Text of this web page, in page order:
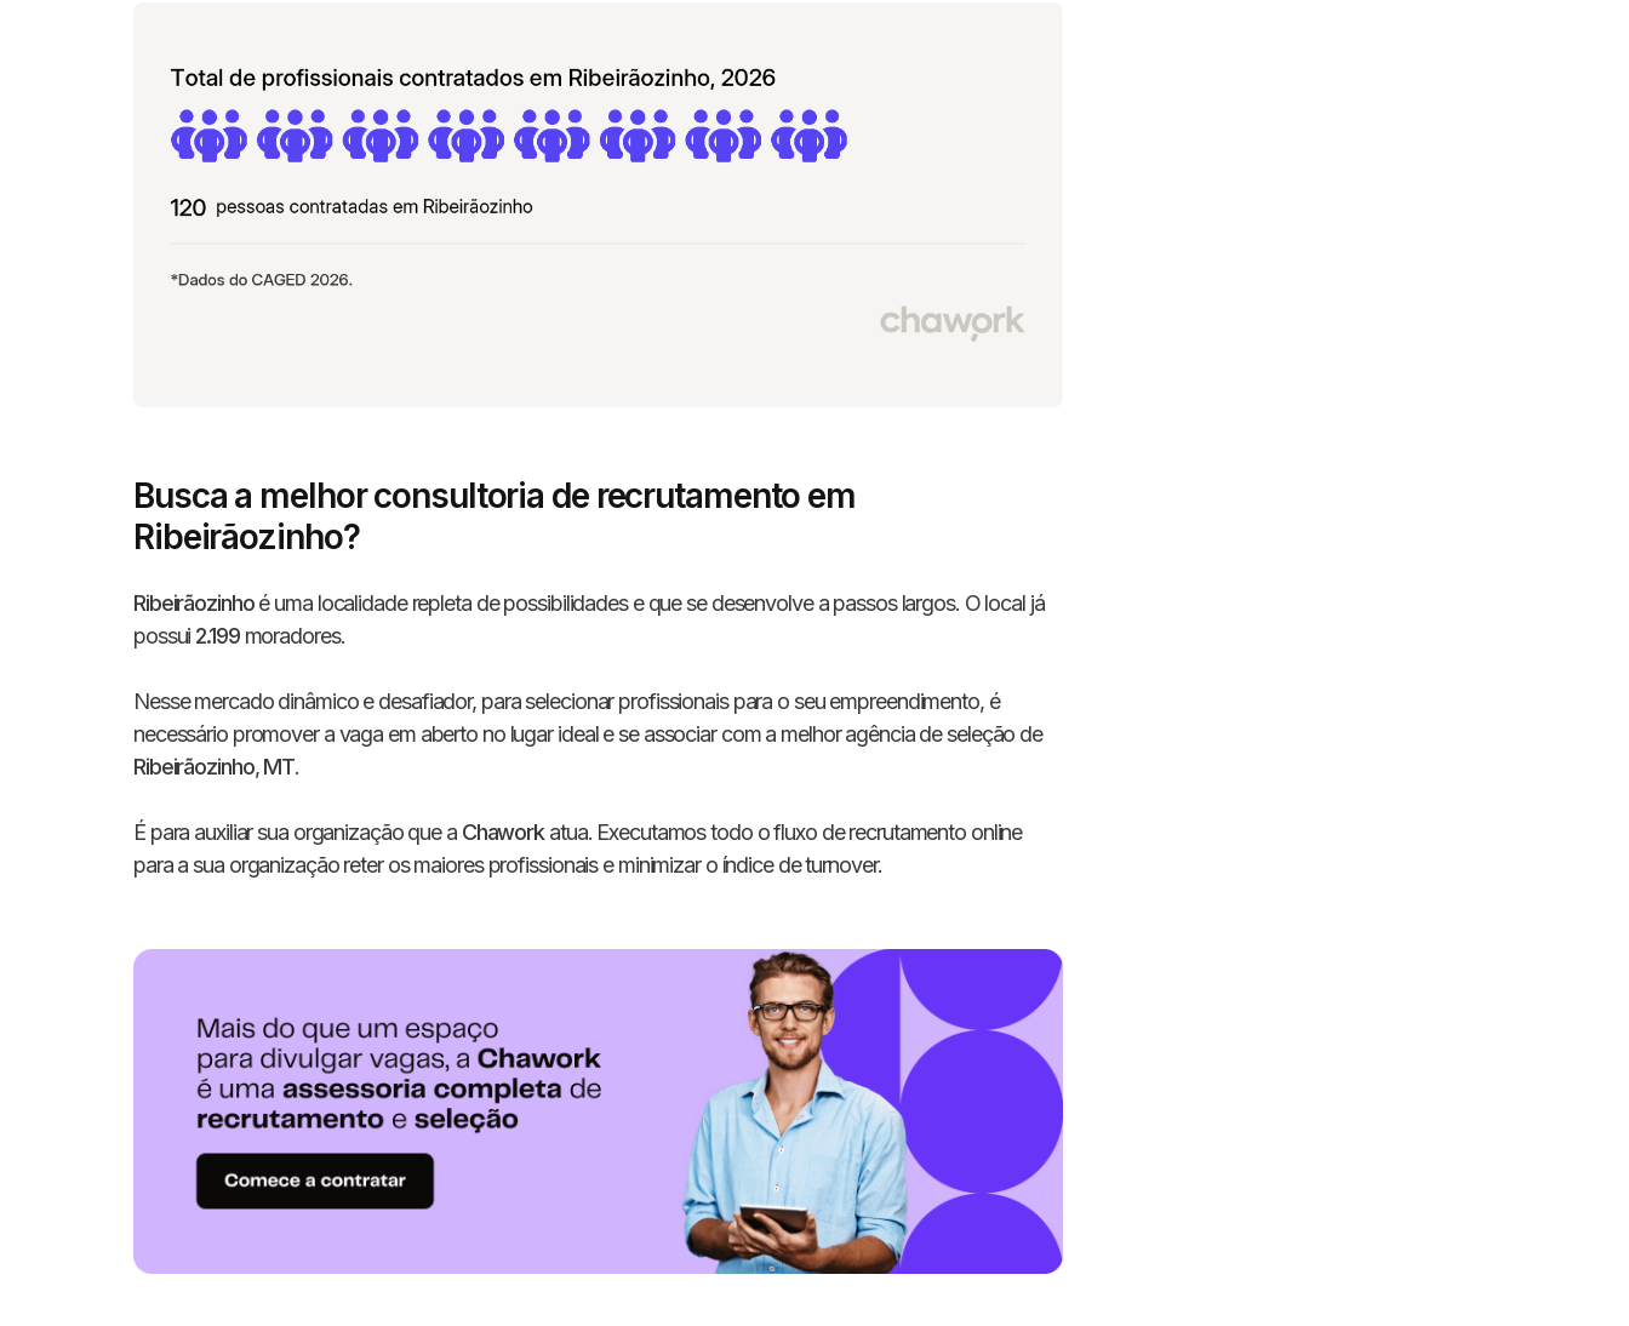
Busca a melhor consultoria de recrutamento em
Ribeirãozinho?
Ribeirãozinhoé uma localidade repleta de possibilidades e que se desenvolve a passos largos. O local já
possui 2.199moradores.
Nesse mercado dinâmico e desafiador, para selecionar profissionais para o seu empreendimento, é
necessário promover a vaga em aberto no lugar ideal e se associar com a melhor agência de seleção de
Ribeirãozinho,MT.
É para auxiliar sua organização que a Chaworkatua. Executamos todo o fluxo de recrutamento online
para a sua organização reter os maiores profissionais e minimizar o índice de turnover.